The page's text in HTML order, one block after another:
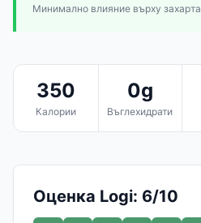
Минимално влияние върху захарта
350
Калории
0g
Въглехидрати
Оценка Logi: 6/10